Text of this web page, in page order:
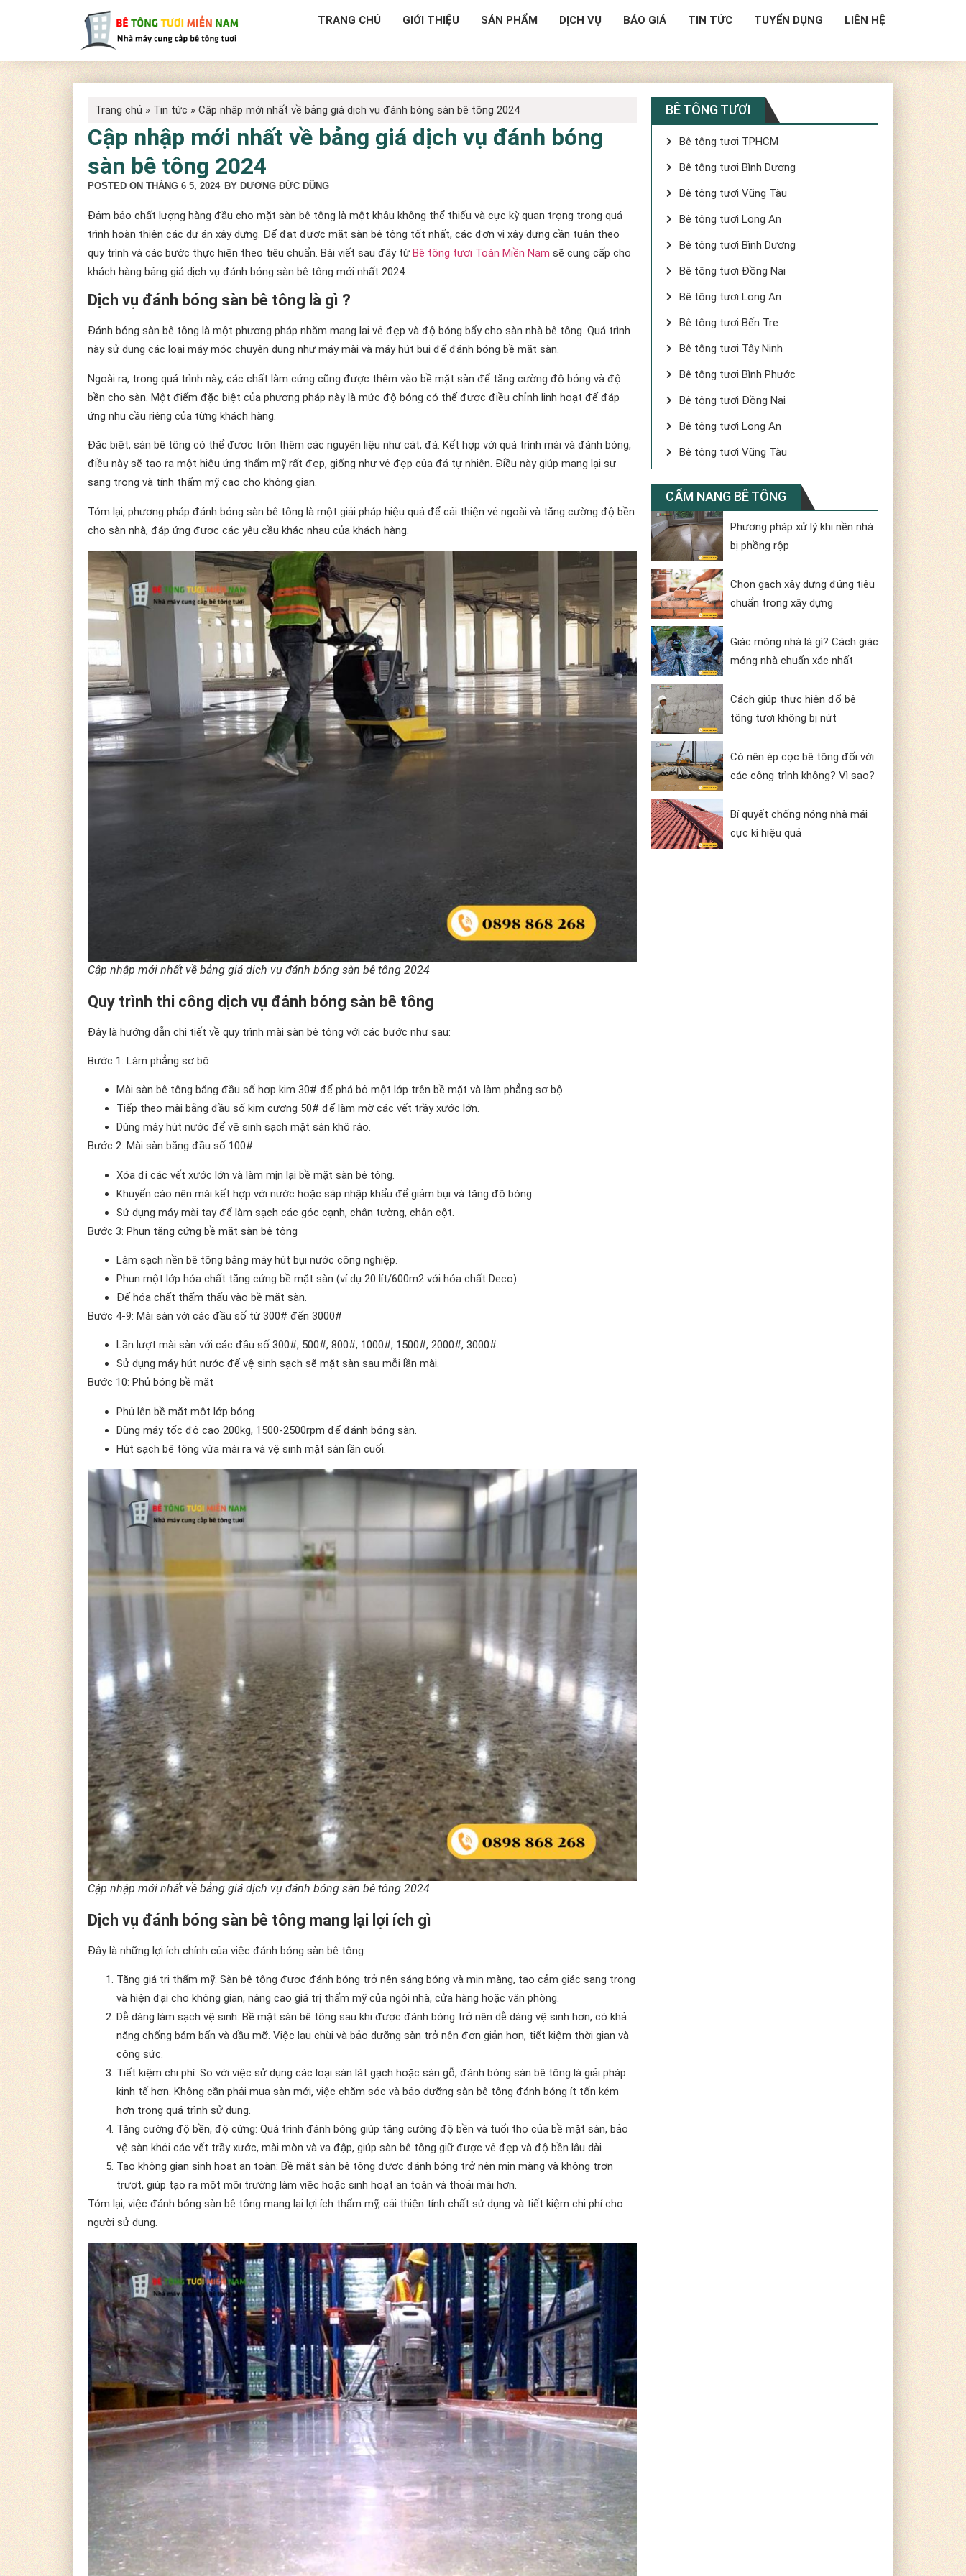
TRANG CHỦ GIỚI THIỆU SẢN PHẨM DỊCH VỤ BÁO GIÁ TIN TỨC TUYỂN DỤNG LIÊN HỆ
Trang chủ » Tin tức » Cập nhập mới nhất về bảng giá dịch vụ đánh bóng sàn bê tông 2024
Cập nhập mới nhất về bảng giá dịch vụ đánh bóng
sàn bê tông 2024
POSTED ON THÁNG 6 5, 2024 BY DƯƠNG ĐỨC DŨNG
Đảm bảo chất lượng hàng đầu cho mặt sàn bê tông là một khâu không thể thiếu và cực kỳ quan trọng trong quá
trình hoàn thiện các dự án xây dựng. Để đạt được mặt sàn bê tông tốt nhất, các đơn vị xây dựng cần tuân theo
quy trình và các bước thực hiện theo tiêu chuẩn. Bài viết sau đây từ Bê tông tươi Toàn Miền Nam sẽ cung cấp cho
khách hàng bảng giá dịch vụ đánh bóng sàn bê tông mới nhất 2024.
Dịch vụ đánh bóng sàn bê tông là gì ?
Đánh bóng sàn bê tông là một phương pháp nhằm mang lại vẻ đẹp và độ bóng bẩy cho sàn nhà bê tông. Quá trình
này sử dụng các loại máy móc chuyên dụng như máy mài và máy hút bụi để đánh bóng bề mặt sàn.
Ngoài ra, trong quá trình này, các chất làm cứng cũng được thêm vào bề mặt sàn để tăng cường độ bóng và độ
bền cho sàn. Một điểm đặc biệt của phương pháp này là mức độ bóng có thể được điều chỉnh linh hoạt để đáp
ứng nhu cầu riêng của từng khách hàng.
Đặc biệt, sàn bê tông có thể được trộn thêm các nguyên liệu như cát, đá. Kết hợp với quá trình mài và đánh bóng,
điều này sẽ tạo ra một hiệu ứng thẩm mỹ rất đẹp, giống như vẻ đẹp của đá tự nhiên. Điều này giúp mang lại sự
sang trọng và tính thẩm mỹ cao cho không gian.
Tóm lại, phương pháp đánh bóng sàn bê tông là một giải pháp hiệu quả để cải thiện vẻ ngoài và tăng cường độ bền
cho sàn nhà, đáp ứng được các yêu cầu khác nhau của khách hàng.
Cập nhập mới nhất về bảng giá dịch vụ đánh bóng sàn bê tông 2024
Quy trình thi công dịch vụ đánh bóng sàn bê tông
Đây là hướng dẫn chi tiết về quy trình mài sàn bê tông với các bước như sau:
Bước 1: Làm phẳng sơ bộ
Mài sàn bê tông bằng đầu số hợp kim 30# để phá bỏ một lớp trên bề mặt và làm phẳng sơ bộ.
Tiếp theo mài bằng đầu số kim cương 50# để làm mờ các vết trầy xước lớn.
Dùng máy hút nước để vệ sinh sạch mặt sàn khô ráo.
Bước 2: Mài sàn bằng đầu số 100#
Xóa đi các vết xước lớn và làm mịn lại bề mặt sàn bê tông.
Khuyến cáo nên mài kết hợp với nước hoặc sáp nhập khẩu để giảm bụi và tăng độ bóng.
Sử dụng máy mài tay để làm sạch các góc cạnh, chân tường, chân cột.
Bước 3: Phun tăng cứng bề mặt sàn bê tông
Làm sạch nền bê tông bằng máy hút bụi nước công nghiệp.
Phun một lớp hóa chất tăng cứng bề mặt sàn (ví dụ 20 lít/600m2 với hóa chất Deco).
Để hóa chất thẩm thấu vào bề mặt sàn.
Bước 4-9: Mài sàn với các đầu số từ 300# đến 3000#
Lần lượt mài sàn với các đầu số 300#, 500#, 800#, 1000#, 1500#, 2000#, 3000#.
Sử dụng máy hút nước để vệ sinh sạch sẽ mặt sàn sau mỗi lần mài.
Bước 10: Phủ bóng bề mặt
Phủ lên bề mặt một lớp bóng.
Dùng máy tốc độ cao 200kg, 1500-2500rpm để đánh bóng sàn.
Hút sạch bê tông vừa mài ra và vệ sinh mặt sàn lần cuối.
Cập nhập mới nhất về bảng giá dịch vụ đánh bóng sàn bê tông 2024
Dịch vụ đánh bóng sàn bê tông mang lại lợi ích gì
Đây là những lợi ích chính của việc đánh bóng sàn bê tông:
Tăng giá trị thẩm mỹ: Sàn bê tông được đánh bóng trở nên sáng bóng và mịn màng, tạo cảm giác sang trọng
và hiện đại cho không gian, nâng cao giá trị thẩm mỹ của ngôi nhà, cửa hàng hoặc văn phòng.
Dễ dàng làm sạch vệ sinh: Bề mặt sàn bê tông sau khi được đánh bóng trở nên dễ dàng vệ sinh hơn, có khả
năng chống bám bẩn và dầu mỡ. Việc lau chùi và bảo dưỡng sàn trở nên đơn giản hơn, tiết kiệm thời gian và
công sức.
Tiết kiệm chi phí: So với việc sử dụng các loại sàn lát gạch hoặc sàn gỗ, đánh bóng sàn bê tông là giải pháp
kinh tế hơn. Không cần phải mua sàn mới, việc chăm sóc và bảo dưỡng sàn bê tông đánh bóng ít tốn kém
hơn trong quá trình sử dụng.
Tăng cường độ bền, độ cứng: Quá trình đánh bóng giúp tăng cường độ bền và tuổi thọ của bề mặt sàn, bảo
vệ sàn khỏi các vết trầy xước, mài mòn và va đập, giúp sàn bê tông giữ được vẻ đẹp và độ bền lâu dài.
Tạo không gian sinh hoạt an toàn: Bề mặt sàn bê tông được đánh bóng trở nên mịn màng và không trơn
trượt, giúp tạo ra một môi trường làm việc hoặc sinh hoạt an toàn và thoải mái hơn.
Tóm lại, việc đánh bóng sàn bê tông mang lại lợi ích thẩm mỹ, cải thiện tính chất sử dụng và tiết kiệm chi phí cho
người sử dụng.
BÊ TÔNG TƯƠI
Bê tông tươi TPHCM
Bê tông tươi Bình Dương
Bê tông tươi Vũng Tàu
Bê tông tươi Long An
Bê tông tươi Bình Dương
Bê tông tươi Đồng Nai
Bê tông tươi Long An
Bê tông tươi Bến Tre
Bê tông tươi Tây Ninh
Bê tông tươi Bình Phước
Bê tông tươi Đồng Nai
Bê tông tươi Long An
Bê tông tươi Vũng Tàu
CẨM NANG BÊ TÔNG
Phương pháp xử lý khi nền nhà
bị phồng rộp
Chọn gạch xây dựng đúng tiêu
chuẩn trong xây dựng
Giác móng nhà là gì? Cách giác
móng nhà chuẩn xác nhất
Cách giúp thực hiện đổ bê
tông tươi không bị nứt
Có nên ép cọc bê tông đối với
các công trình không? Vì sao?
Bí quyết chống nóng nhà mái
cực kì hiệu quả